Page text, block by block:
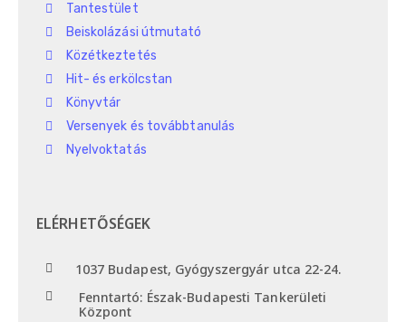
Tantestület
Beiskolázási útmutató
Közétkeztetés
Hit- és erkölcstan
Könyvtár
Versenyek és továbbtanulás
Nyelvoktatás
ELÉRHETŐSÉGEK
1037 Budapest, Gyógyszergyár utca 22-24.
Fenntartó: Észak-Budapesti Tankerületi
Központ